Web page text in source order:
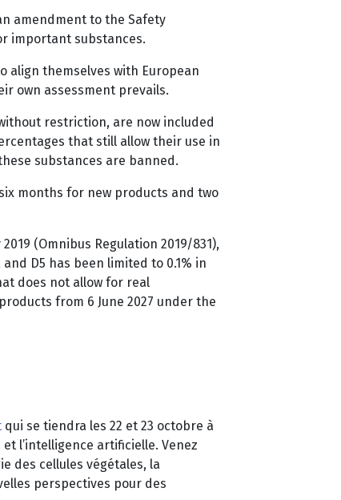
amendment to the Safety
important substances.
align themselves with European
own assessment prevails.
restriction, are now included
that still allow their use in
substances are banned.
months for new products and two
(Omnibus Regulation 2019/831),
D5 has been limited to 0.1% in
does not allow for real
from 6 June 2027 under the
qui se tiendra les 22 et 23 octobre à
l’intelligence artificielle. Venez
des cellules végétales, la
perspectives pour des